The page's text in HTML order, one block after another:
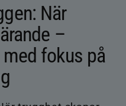
När
–
fokus på